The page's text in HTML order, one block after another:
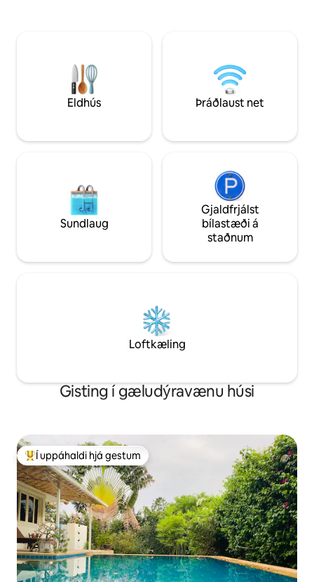
húsinu, bílastæði
Matseðill er eftir í
pantað það til að
Eldhús Þráðlaust net
Sundlaug
Gjaldfrjálst
bílastæði á
staðnum
Loftkæling
Gisting í gæludýravænu húsi
Í mestu uppáhaldi hjá gestum
Í uppáhaldi hjá gestum